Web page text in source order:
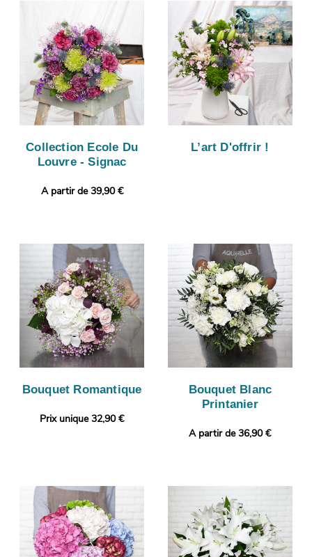
Collection Ecole Du
Louvre - Signac
A partir de 39,90 €
L’art D'offrir !
Bouquet Romantique
Prix unique 32,90 €
Bouquet Blanc
Printanier
A partir de 36,90 €